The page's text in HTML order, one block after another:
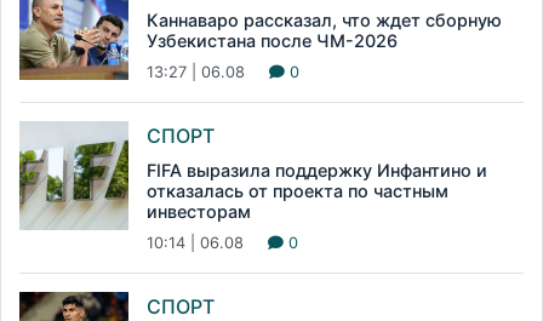
Каннаваро рассказал, что ждет сборную
Узбекистана после ЧМ-2026
13:27 | 06.08 0
СПОРТ
FIFA выразила поддержку Инфантино и
отказалась от проекта по частным
инвесторам
10:14 | 06.08 0
СПОРТ